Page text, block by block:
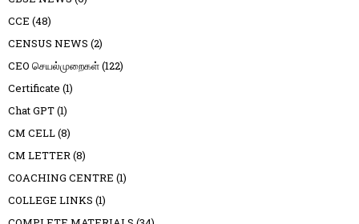
CCE (48)
CENSUS NEWS (2)
CEO செயல்முறைகள்(122)
Certificate (1)
Chat GPT(1)
CM CELL(8)
CM LETTER(8)
COACHING CENTRE (1)
COLLEGE LINKS (1)